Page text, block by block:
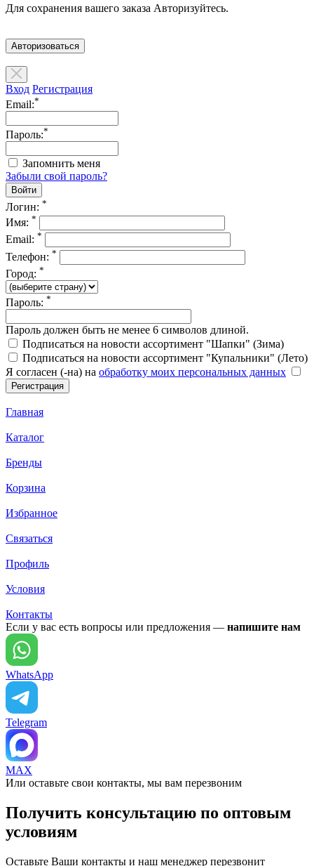
Для сохранения вашего заказа Авторизуйтесь.
Авторизоваться
Вход Регистрация
Email:*
Пароль:*
Запомнить меня
Забыли свой пароль?
Логин: *
Имя: *
Email: *
Телефон: *
Город: *
Пароль: *
Пароль должен быть не менее 6 символов длиной.
Подписаться на новости ассортимент "Шапки" (Зима)
Подписаться на новости ассортимент "Купальники" (Лето)
Я согласен (-на) на обработку моих персональных данных
Главная
Каталог
Бренды
Корзина
Избранное
Связаться
Профиль
Условия
Контакты
Если у вас есть вопросы или предложения — напишите нам
WhatsApp
Telegram
MAX
Или оставьте свои контакты, мы вам перезвоним
Получить консультацию по оптовым
условиям
Оставьте Ваши контакты и наш менеджер перезвонит